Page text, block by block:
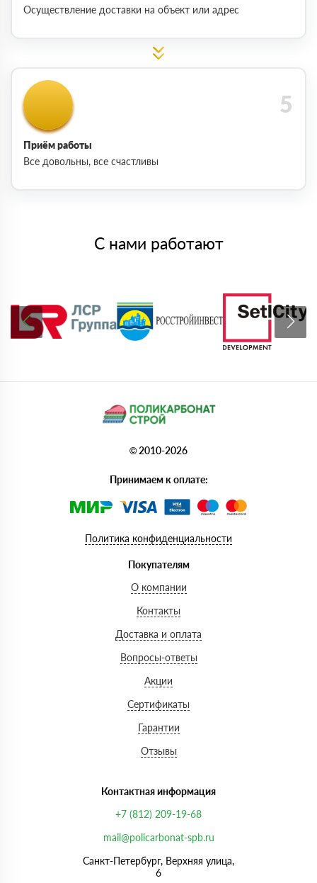
Осуществление доставки на объект или адрес
Приём работы
Все довольны, все счастливы
С нами работают
© 2010-2026
Принимаем к оплате:
Политика конфиденциальности
Покупателям
О компании
Контакты
Доставка и оплата
Вопросы-ответы
Акции
Сертификаты
Гарантии
Отзывы
Контактная информация
+7 (812) 209-19-68
mail@policarbonat-spb.ru
Санкт-Петербург, Верхняя улица,
6